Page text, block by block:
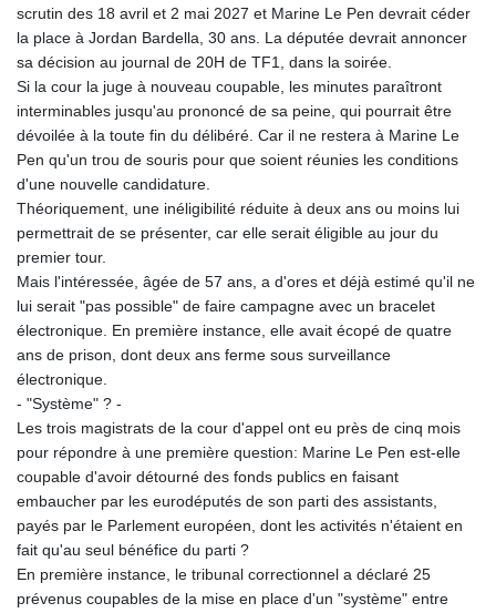
scrutin des 18 avril et 2 mai 2027 et Marine Le Pen devrait céder
la place à Jordan Bardella, 30 ans. La députée devrait annoncer
sa décision au journal de 20H de TF1, dans la soirée.
Si la cour la juge à nouveau coupable, les minutes paraîtront
interminables jusqu'au prononcé de sa peine, qui pourrait être
dévoilée à la toute fin du délibéré. Car il ne restera à Marine Le
Pen qu'un trou de souris pour que soient réunies les conditions
d'une nouvelle candidature.
Théoriquement, une inéligibilité réduite à deux ans ou moins lui
permettrait de se présenter, car elle serait éligible au jour du
premier tour.
Mais l'intéressée, âgée de 57 ans, a d'ores et déjà estimé qu'il ne
lui serait "pas possible" de faire campagne avec un bracelet
électronique. En première instance, elle avait écopé de quatre
ans de prison, dont deux ans ferme sous surveillance
électronique.
- "Système" ? -
Les trois magistrats de la cour d'appel ont eu près de cinq mois
pour répondre à une première question: Marine Le Pen est-elle
coupable d'avoir détourné des fonds publics en faisant
embaucher par les eurodéputés de son parti des assistants,
payés par le Parlement européen, dont les activités n'étaient en
fait qu'au seul bénéfice du parti ?
En première instance, le tribunal correctionnel a déclaré 25
prévenus coupables de la mise en place d'un "système" entre